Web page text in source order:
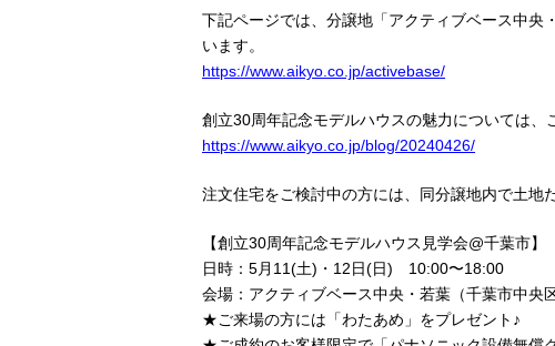
下記ページでは、分譲地「アクティブベース中央
います。
https://www.aikyo.co.jp/activebase/
創立30周年記念モデルハウスの魅力については、
https://www.aikyo.co.jp/blog/20240426/
注文住宅をご検討中の方には、同分譲地内で土地
【創立30周年記念モデルハウス見学会@千葉市】
日時：5月11(土)・12日(日) 10:00〜18:00
会場：アクティブベース中央・若葉（千葉市中央
★ご来場の方には「わたあめ」をプレゼント♪